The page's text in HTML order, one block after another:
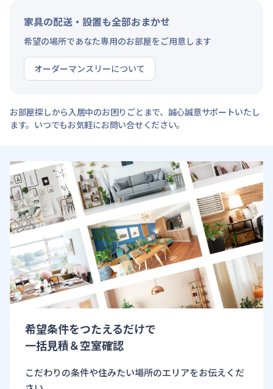
家具の配送・設置も全部おまかせ
希望の場所であなた専用のお部屋をご用意します
オーダーマンスリーについて
お部屋探しから入居中のお困りごとまで、誠心誠意サポートいたし
ます。いつでもお気軽にお問い合せください。
希望条件をつたえるだけで
一括見積＆空室確認
こだわりの条件や住みたい場所のエリアをお伝えくだ